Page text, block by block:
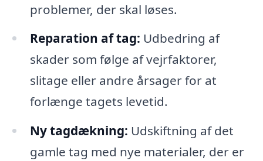
problemer, der skal løses.
Reparation af tag: Udbedring af
skader som følge af vejrfaktorer,
slitage eller andre årsager for at
forlænge tagets levetid.
Ny tagdækning: Udskiftning af det
gamle tag med nye materialer, der er